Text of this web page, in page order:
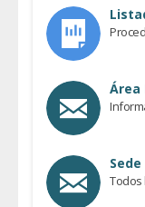
Área
Todos